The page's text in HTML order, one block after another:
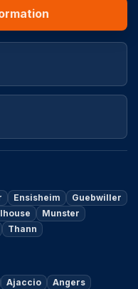
Ensisheim
Guebwiller
Munster
Thann
Ajaccio Angers